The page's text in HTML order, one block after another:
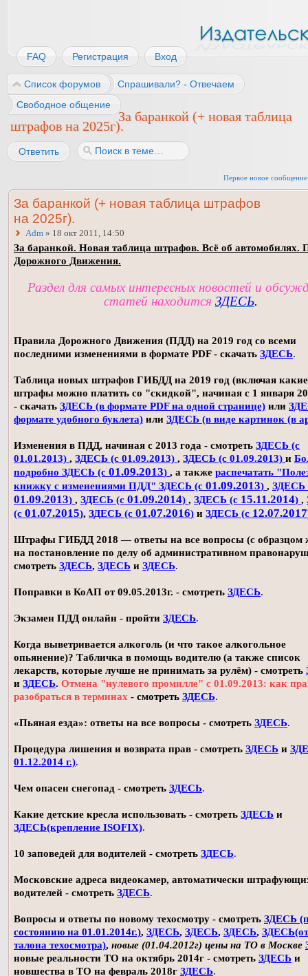
FAQ Регистрация Вход
Список форумов
Спрашивали? - Отвечаем
Свободное общение
За баранкой (+ новая таблица
штрафов на 2025г).
Ответить
Первое новое сообщение
За баранкой (+ новая таблица штрафов
на 2025г).
Adm » 18 окт 2011, 14:50
За баранкой. Новая таблица штрафов. Всё об автомобилях.
Дорожного Движения.
Раздел для самых интересных новостей и
статей находится ЗДЕСЬ.
Правила Дорожного Движения (ПДД) на 2019 год со всеми
последними изменениями в формате PDF - скачать ЗДЕСЬ.
Таблица новых штрафов ГИБДД на 2019 год (включая какие
штрафы можно платить со "скидкой", начиная с 1 января
- скачать ЗДЕСЬ (в формате PDF на одной странице) или
формате удобного буклета) или ЗДЕСЬ (в виде картинок (в
Изменения в ПДД, начиная с 2013 года - смотреть ЗДЕСЬ (с
01.01.2013) , ЗДЕСЬ (с 01.09.2013) , ЗДЕСЬ (с 01.09.2013) и
подробно ЗДЕСЬ (с 01.09.2013) , а также распечатать
книжку с изменениями ПДД" ЗДЕСЬ (с 01.09.2013) , ЗДЕСЬ
01.09.2013) , ЗДЕСЬ (с 01.09.2014) , ЗДЕСЬ (с 15.11.2014) ,
(с 01.07.2015), ЗДЕСЬ (с 01.07.2016) и ЗДЕСЬ (с 12.07.2017
Штрафы ГИБДД 2018 — ответы на все вопросы (с образцом
на постановление по делу об административном
смотреть ЗДЕСЬ, ЗДЕСЬ и ЗДЕСЬ.
Поправки в КоАП от 09.05.2013г. - смотреть ЗДЕСЬ.
Экзамен ПДД онлайн - пройти ЗДЕСЬ.
Когда выветривается алкоголь (и что такое алкогольное
опьянение)? Табличка в помощь водителю (а также список
лекарств, которые лучше не принимать за рулём) - смотреть
и ЗДЕСЬ. Отмена "нулевого промилле" с 01.09.2013: как
разобраться в терминах - смотреть ЗДЕСЬ.
«Пьяная езда»: ответы на все вопросы - смотреть ЗДЕСЬ.
Процедура лишения и возврата прав - смотреть ЗДЕСЬ и
01.12.2014 г.).
Чем опасен снегопад - смотреть ЗДЕСЬ.
Какие детские кресла использовать - смотреть ЗДЕСЬ и
ЗДЕСЬ(крепление ISOFIX).
10 заповедей для водителей - смотреть ЗДЕСЬ.
Московские адреса видеокамер, автоматически
водителей - смотреть ЗДЕСЬ.
Вопросы и ответы по новому техосмотру - смотреть ЗДЕСЬ
состоянию на 01.01.2014г.), ЗДЕСЬ, ЗДЕСЬ, ЗДЕСЬ,
талона техосмотра), новые (01.04.2012г) цены на ТО в Москве
новые реальности ТО на октябрь 2014г - смотреть ЗДЕСЬ и
новшества в ТО на февраль 2018г ЗДЕСЬ.